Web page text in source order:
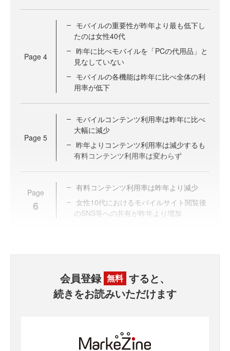
Page 4
モバイルの重要性が昨年より最も低下し
たのは女性40代
昨年に比べモバイルを「PCの代用品」と
見なしていない
モバイルの各機能は昨年に比べ全体の利
用率が低下
Page 5
モバイルコンテンツ利用率は昨年に比べ
大幅に減少
昨年よりコンテンツ利用率は減少するも
有料コンテンツ利用率は変わらず
Page
6
有料コンテンツ利用率は昨年より減少
女性10代におけるモバイルサイト閲覧後
のSNS等への共有が昨年より増加
会員登録 無料 すると、
続きをお読みいただけます